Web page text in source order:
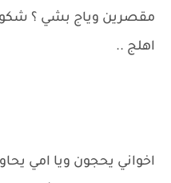
مقصرين وياج بشي ؟ شكو
اهلج ..
اخواني يحجون ويا امي